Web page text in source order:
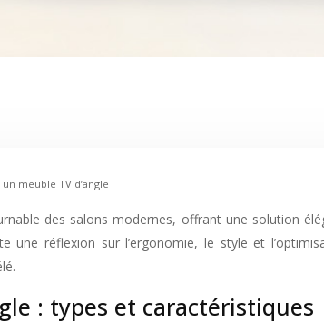
meuble TV d’angle
une réflexion sur l’ergonomie, le style et
: types et caractéristiques